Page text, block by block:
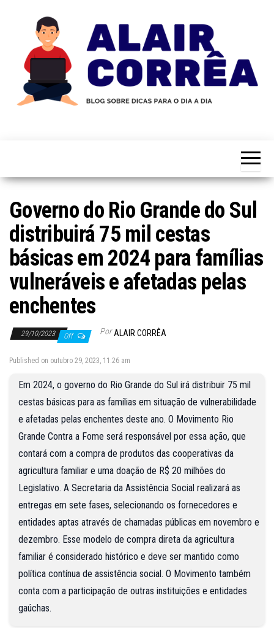
content
Corrêa
Educação e
Governo do Rio Grande do Sul
distribuirá 75 mil cestas
básicas em 2024 para famílias
vulneráveis e afetadas pelas
enchentes
29/10/2023 Off Por ALAIR CORRÊA
Published on outubro 29, 2023, 11:26 am
Em 2024, o governo do Rio Grande do Sul irá distribuir 75 mil
cestas básicas para as famílias em situação de vulnerabilidade
e afetadas pelas enchentes deste ano. O Movimento Rio
Grande Contra a Fome será responsável por essa ação, que
contará com a compra de produtos das cooperativas da
agricultura familiar e uma doação de R$ 20 milhões do
Legislativo. A Secretaria da Assistência Social realizará as
entregas em sete fases, selecionando os fornecedores e
entidades aptas através de chamadas públicas em novembro e
dezembro. Esse modelo de compra direta da agricultura
familiar é considerado histórico e deve ser mantido como
política contínua de assistência social. O Movimento também
conta com a participação de outras instituições e entidades
gaúchas.